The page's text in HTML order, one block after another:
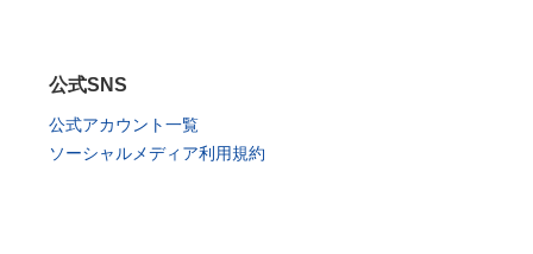
公式SNS
公式アカウント一覧
ソーシャルメディア利用規約